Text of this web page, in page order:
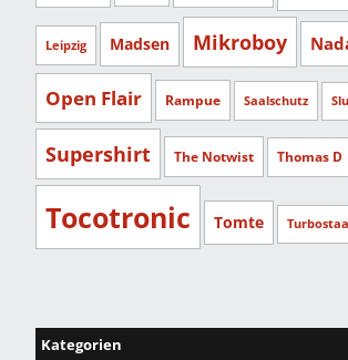
Leipzig Madsen Mikroboy
Open Flair Rampue Saalschutz
Supershirt The Notwist Thomas D
Tocotronic Tomte
Kategorien